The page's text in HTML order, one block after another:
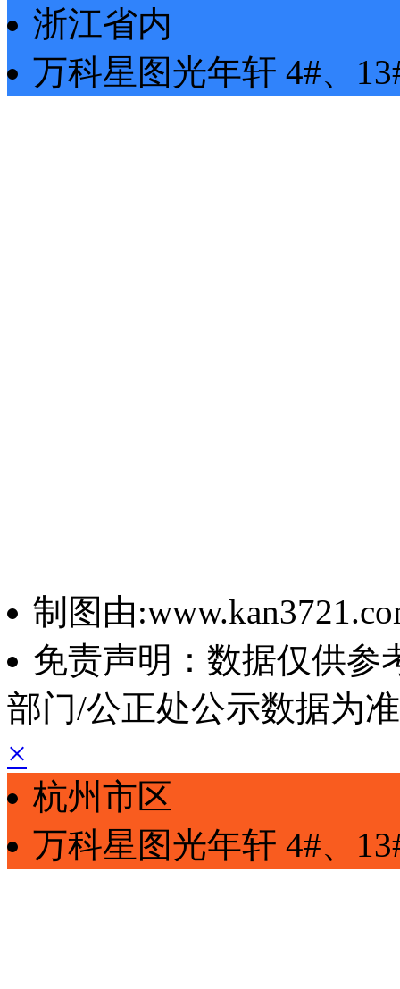
浙江省内
万科星图光年轩 4#、
制图由
免责声明：数据仅供参
部门/公正处公示数据为
×
杭州市区
万科星图光年轩 4#、